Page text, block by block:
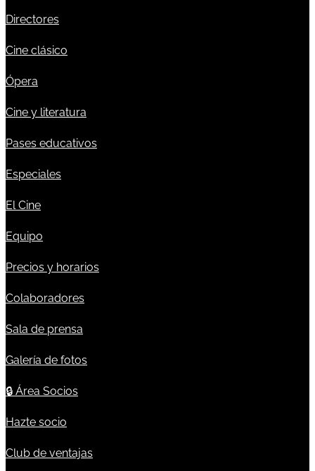
Directores
Cine clásico
Ópera
Cine y literatura
Pases educativos
Especiales
El Cine
Equipo
Precios y horarios
Colaboradores
Sala de prensa
Galería de fotos
🔒 Área Socios
Hazte socio
Club de ventajas